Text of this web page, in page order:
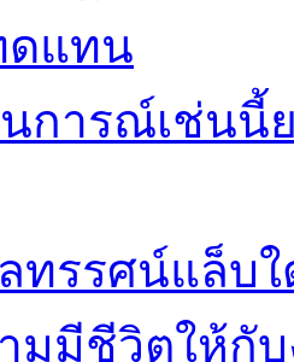
แทน
การณ์เช่นนี้
ทรรศน์แล็บ
มมีชีวิตให้กับ